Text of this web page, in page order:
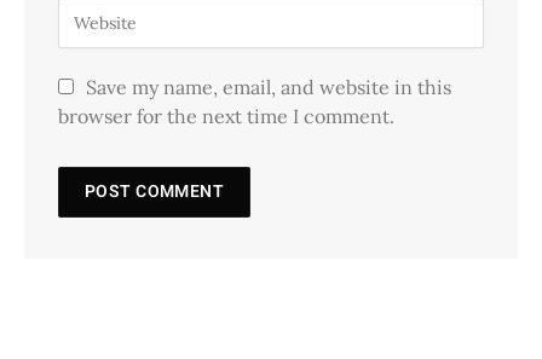
Save my name, email, and website in this
browser for the next time I comment.